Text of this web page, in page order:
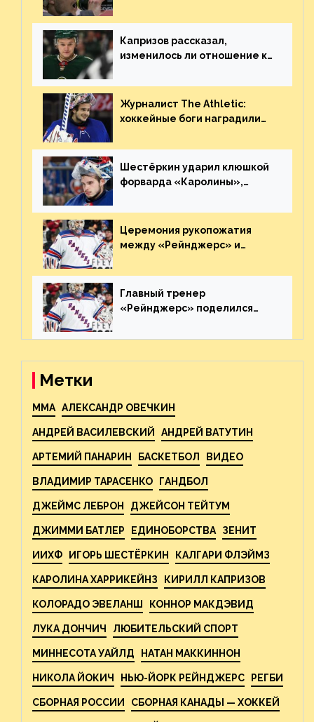
Плохая работа, ESPN
Капризов рассказал,
изменилось ли отношение к
Украине
Журналист The Athletic:
хоккейные боги наградили
великолепную игру
Шестёркин ударил клюшкой
форварда «Каролины»,
пятаке. Видео
Церемония рукопожатия
между «Рейнджерс» и
матча плей-офф. Видео
Главный тренер
«Рейнджерс» поделился
предстоящего финала
Метки
MMA АЛЕКСАНДР ОВЕЧКИН
АНДРЕЙ ВАСИЛЕВСКИЙ АНДРЕЙ ВАТУТИН
АРТЕМИЙ ПАНАРИН БАСКЕТБОЛ ВИДЕО
ВЛАДИМИР ТАРАСЕНКО ГАНДБОЛ
ДЖЕЙМС ЛЕБРОН ДЖЕЙСОН ТЕЙТУМ
ДЖИММИ БАТЛЕР ЕДИНОБОРСТВА ЗЕНИТ
ИИХФ ИГОРЬ ШЕСТЁРКИН КАЛГАРИ ФЛЭЙМЗ
КАРОЛИНА ХАРРИКЕЙНЗ КИРИЛЛ КАПРИЗОВ
КОЛОРАДО ЭВЕЛАНШ КОННОР МАКДЭВИД
ЛУКА ДОНЧИЧ ЛЮБИТЕЛЬСКИЙ СПОРТ
МИННЕСОТА УАЙЛД НАТАН МАККИННОН
НИКОЛА ЙОКИЧ НЬЮ-ЙОРК РЕЙНДЖЕРС РЕГБИ
СБОРНАЯ РОССИИ СБОРНАЯ КАНАДЫ — ХОККЕЙ